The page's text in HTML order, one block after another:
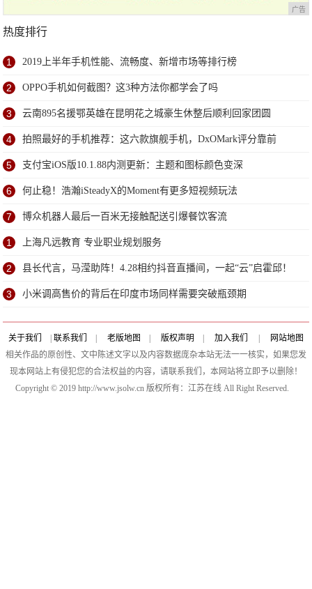
广告
热度排行
1 2019上半年手机性能、流畅度、新增市场等排行榜
2 OPPO手机如何截图？这3种方法你都学会了吗
3 云南895名援鄂英雄在昆明花之城豪生休整后顺利回家团圆
4 拍照最好的手机推荐：这六款旗舰手机，DxOMark评分靠前
5 支付宝iOS版10.1.88内测更新：主题和图标颜色变深
6 何止稳！浩瀚iSteadyX的Moment有更多短视频玩法
7 博众机器人最后一百米无接触配送引爆餐饮客流
1 上海凡远教育 专业职业规划服务
2 县长代言，马滢助阵！4.28相约抖音直播间，一起“云”启霍邱！
3 小米调高售价的背后在印度市场同样需要突破瓶颈期
关于我们 联系我们 老版地图 版权声明 加入我们
网站地图
相关作品的原创性、文中陈述文字以及内容数据庞杂本站无法一一核实，如果您发
现本网站上有侵犯您的合法权益的内容，请联系我们，本网站将立即予以删除！
Copyright © 2019 http://www.jsolw.cn 版权所有：江苏在线 All Right Reserved.